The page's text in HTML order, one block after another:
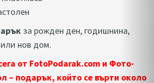
за рожден ден, годишнина,
нов дом.
от FotoPodarak.com и Фото-
– подарък, който се върти около